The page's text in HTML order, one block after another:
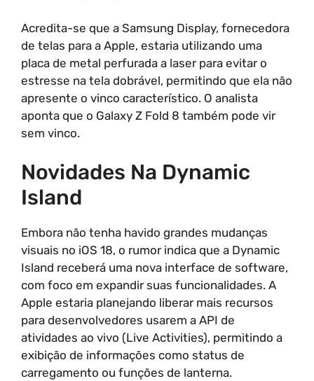
Acredita-se que a Samsung Display, fornecedora
de telas para a Apple, estaria utilizando uma
placa de metal perfurada a laser para evitar o
estresse na tela dobrável, permitindo que ela não
apresente o vinco característico. O analista
aponta que o Galaxy Z Fold 8 também pode vir
sem vinco.
Novidades Na Dynamic
Island
Embora não tenha havido grandes mudanças
visuais no iOS 18, o rumor indica que a Dynamic
Island receberá uma nova interface de software,
com foco em expandir suas funcionalidades. A
Apple estaria planejando liberar mais recursos
para desenvolvedores usarem a API de
atividades ao vivo (Live Activities), permitindo a
exibição de informações como status de
carregamento ou funções de lanterna.